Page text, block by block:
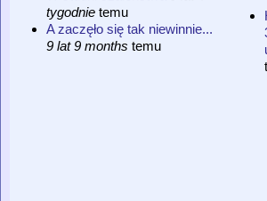
tygodnietemu
A zaczęło się tak niewinnie...
9 lat 9 months temu